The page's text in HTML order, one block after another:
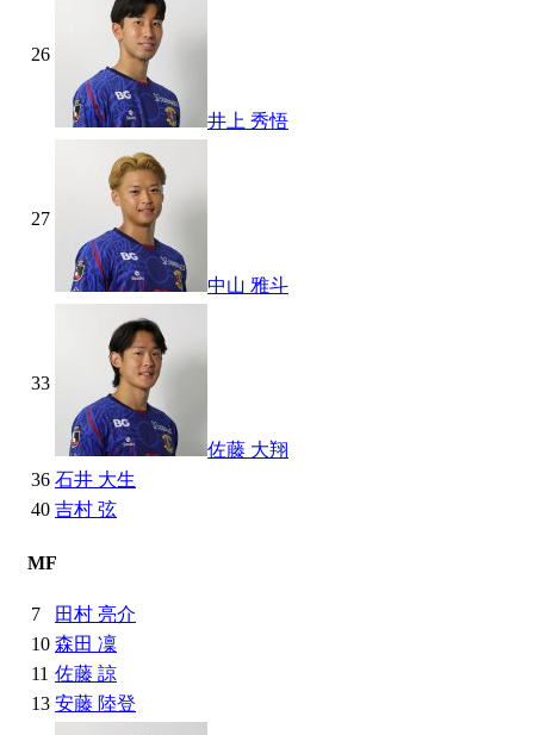
26
井上 秀悟
27
中山 雅斗
33
佐藤 大翔
36 石井 大生
40 吉村 弦
MF
7
田村 亮介
10 森田 凜
11 佐藤 諒
13 安藤 陸登